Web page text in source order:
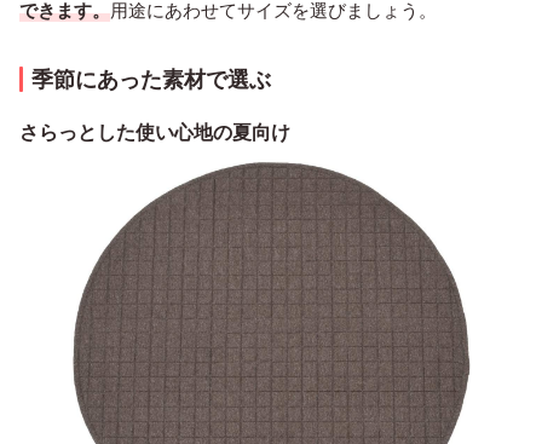
できます。用途にあわせてサイズを選びましょう。
季節にあった素材で選ぶ
さらっとした使い心地の夏向け